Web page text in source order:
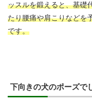
ッスルを鍛えると、基礎
たり腰痛や肩こりなどを
です。
下向きの犬のポーズで